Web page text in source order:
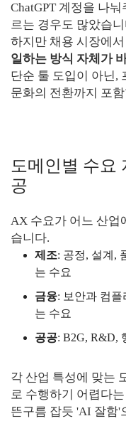
ChatGPT 계정을 나
르는 경우도 많았습
하지만 채용 시장에
일하는 방식 자체가
단순 툴 도입이 아닌,
문화의 전환까지 포
도메인별 수
공
AX 수요가 어느 산업
습니다.
제조: 공정, 설계,
는 수요
금융: 보안과 컴
는 수요
공공: B2G, R&D,
각 산업 특성에 맞는
로 수행하기 어렵다
뜬구름 잡듯 'AI 잘함'